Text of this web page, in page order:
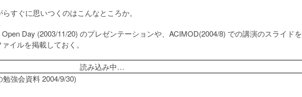
すぐに思いつくのはこんなところか。
Day (2003/11/20) のプレゼンテーションや、ACIMOD(2004/8) での講演のスライドを
イルを掲載しておく。
読み込み中…
勉強会資料 2004/9/30)